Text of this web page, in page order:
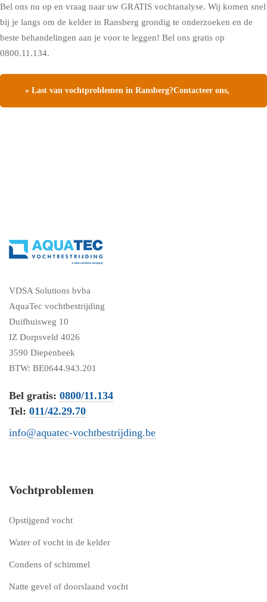
Bel ons nu op en vraag naar uw GRATIS vochtanalyse. Wij komen snel
bij je langs om de kelder in Ransberg grondig te onderzoeken en de
beste behandelingen aan je voor te leggen! Bel ons gratis op
0800.11.134.
» Last van vochtproblemen in Ransberg?Contacteer ons,
VDSA Solutions bvba
AquaTec vochtbestrijding
Duifhuisweg 10
IZ Dorpsveld 4026
3590 Diepenbeek
BTW: BE0644.943.201
Bel gratis: 0800/11.134
Tel: 011/42.29.70
info@aquatec-vochtbestrijding.be
Vochtproblemen
Opstijgend vocht
Water of vocht in de kelder
Condens of schimmel
Natte gevel of doorslaand vocht